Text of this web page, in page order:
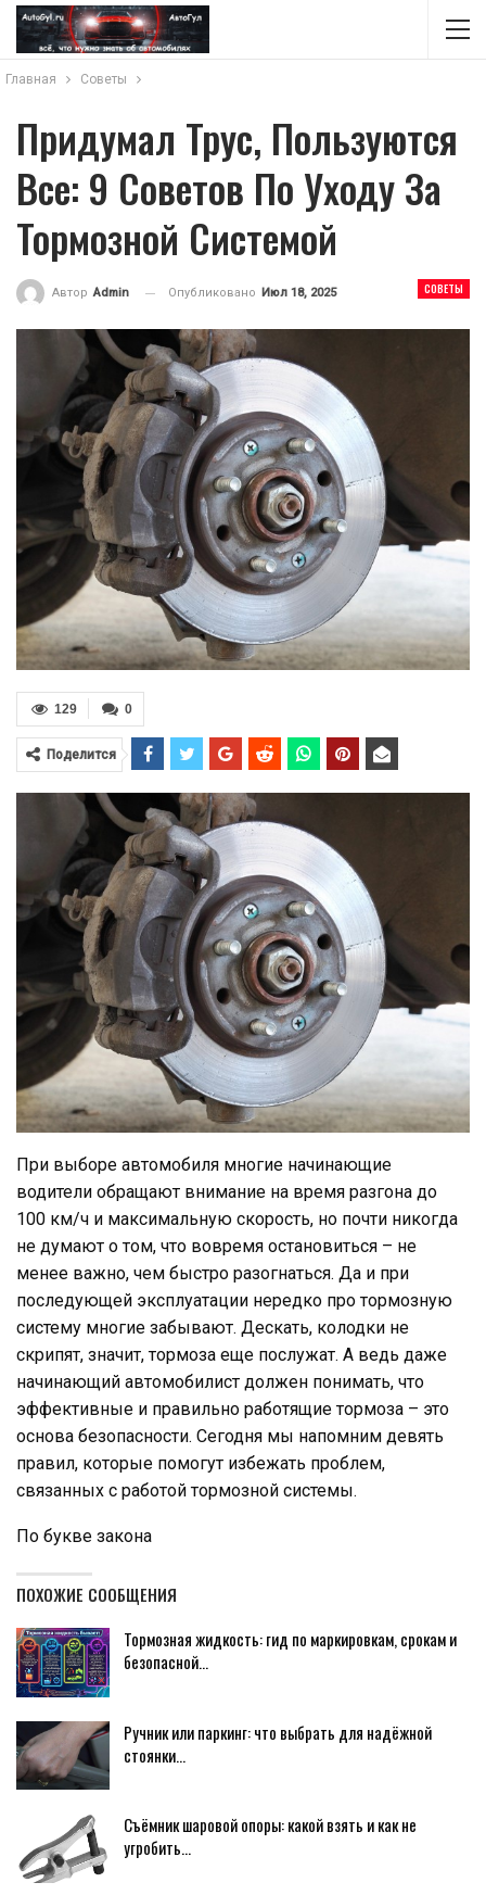
Главная Советы
Придумал Трус, Пользуются
Все: 9 Советов По Уходу За
Тормозной Системой
СОВЕТЫ
Автор Admin Опубликовано Июл 18, 2025
0
129
Поделится
При выборе автомобиля многие начинающие
водители обращают внимание на время разгона до
100 км/ч и максимальную скорость, но почти никогда
не думают о том, что вовремя остановиться – не
менее важно, чем быстро разогнаться. Да и при
последующей эксплуатации нередко про тормозную
систему многие забывают. Дескать, колодки не
скрипят, значит, тормоза еще послужат. А ведь даже
начинающий автомобилист должен понимать, что
эффективные и правильно работящие тормоза – это
основа безопасности. Сегодня мы напомним девять
правил, которые помогут избежать проблем,
связанных с работой тормозной системы.
По букве закона
ПОХОЖИЕ СООБЩЕНИЯ
Тормозная жидкость: гид по маркировкам, срокам и
безопасной…
Ручник или паркинг: что выбрать для надёжной
стоянки…
Съёмник шаровой опоры: какой взять и как не
угробить…